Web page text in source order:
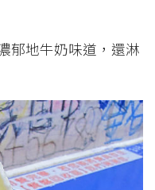
郁地牛奶味道，還淋